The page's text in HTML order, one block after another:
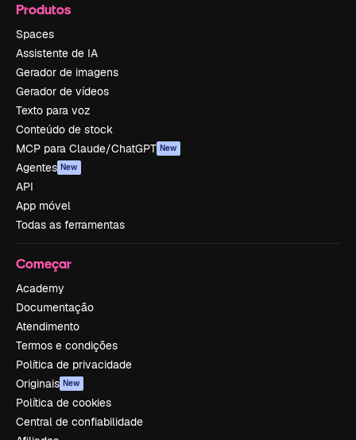
Produtos
Spaces
Assistente de IA
Gerador de imagens
Gerador de vídeos
Texto para voz
Conteúdo de stock
MCP para Claude/ChatGPT New
Agentes New
API
App móvel
Todas as ferramentas
Começar
Academy
Documentação
Atendimento
Termos e condições
Política de privacidade
Originais New
Política de cookies
Central de confiabilidade